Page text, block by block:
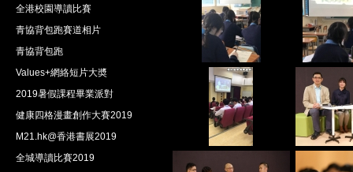
全港校園導讀比賽
青協背包跑賽道相片
青協背包跑
Values+網絡短片大奬
2019暑假課程畢業派對
健康四格漫畫創作大賽2019
M21.hk@香港書展2019
全城導讀比賽2019